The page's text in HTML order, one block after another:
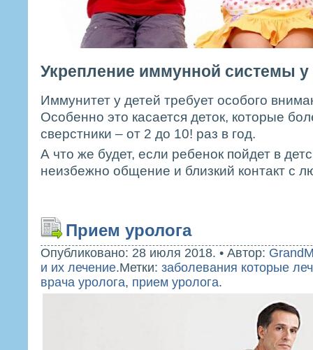
Укрепление иммунной системы у
Иммунитет у детей требует особого
Особенно это касается деток, которые
сверстники – от 2 до 10! раз в год.
А что же будет, если ребенок пойдет в
неизбежно общение и близкий контакт с
Прием уролога
Опубликовано: 28 июля 2018. • Автор:
и их лечение.Метки: заболевания которые
врача уролога, прием уролога.